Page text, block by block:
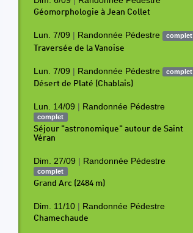
Géomorphologie à Jean Collet
Lun. 7/09 | Randonnée Pédestre complet
Traversée de la Vanoise
Lun. 7/09 | Randonnée Pédestre complet
Désert de Platé (Chablais)
Lun. 14/09 | Randonnée Pédestre
complet
Séjour "astronomique" autour de Saint
Véran
Dim. 27/09 | Randonnée Pédestre
complet
Grand Arc (2484 m)
Dim. 11/10 | Randonnée Pédestre
Chamechaude